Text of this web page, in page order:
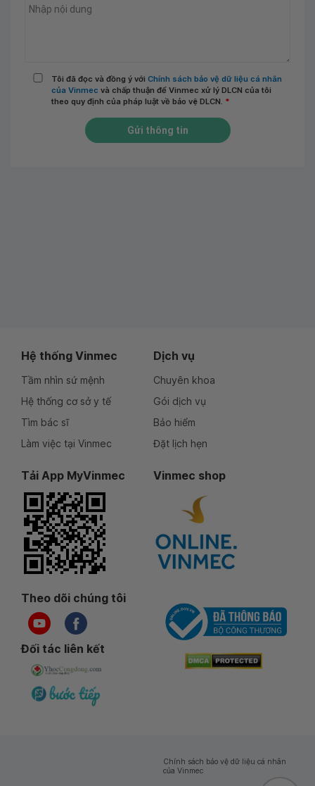
Tôi đã đọc và đồng ý với Chính sách bảo vệ dữ liệu cá nhân
của Vinmec và chấp thuận để Vinmec xử lý DLCN của tôi
theo quy định của pháp luật về bảo vệ DLCN. *
Gửi thông tin
Hệ thống Vinmec
Tầm nhìn sứ mệnh
Hệ thống cơ sở y tế
Tìm bác sĩ
Làm việc tại Vinmec
Dịch vụ
Chuyên khoa
Gói dịch vụ
Bảo hiểm
Đặt lịch hẹn
Tải App MyVinmec Vinmec shop
Theo dõi chúng tôi
Đối tác liên kết
Chính sách bảo vệ dữ liệu cá nhân
của Vinmec